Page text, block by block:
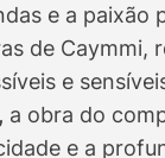
e a paixão
de Caymmi,
e
a obra do
e a